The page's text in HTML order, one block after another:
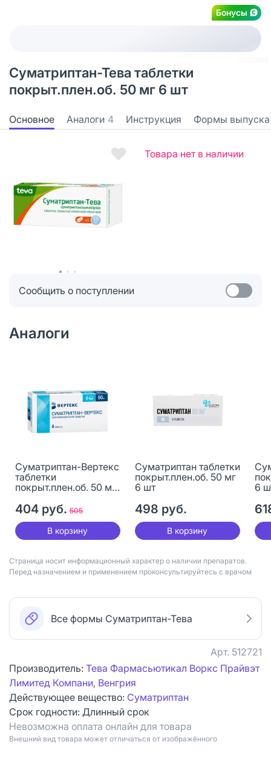
Бонусы
Суматриптан-Тева таблетки
покрыт.плен.об. 50 мг 6 шт
Основное Аналоги 4 Инструкция Формы выпуска
Товара нет в наличии
Сообщить о поступлении
Аналоги
Суматриптан-Вертекс
таблетки
покрыт.плен.об. 50 мг
404 руб. 505
В корзину
Суматриптан таблетки
покрыт.плен.об. 50 мг
6 шт
498 руб.
В корзину
6
Страница носит информационный характер о наличии препаратов.
Перед назначением и применением проконсультируйтесь с врачом
Все формы Суматриптан-Тева
Арт. 512721
Производитель: Тева Фармасьютикал Воркс Прайвэт
Лимитед Компани, Венгрия
Действующее вещество: Суматриптан
Срок годности: Длинный срок
Невозможна оплата онлайн для товара
Bнешний вид товара может отличаться от изображённого